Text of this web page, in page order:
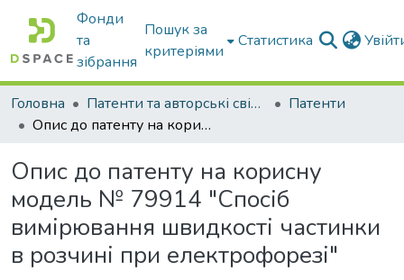
Фонди
та
зібрання
Пошук за
критеріями
Статистика
Головна Патенти та авторські свідоцтва
Патенти
Опис до патенту на корисну модель № 79914 "Спосіб вимірювання швидкості частинки в розчині при електрофорезі"
Опис до патенту на корисну
модель № 79914 "Спосіб
вимірювання швидкості частинки
в розчині при електрофорезі"